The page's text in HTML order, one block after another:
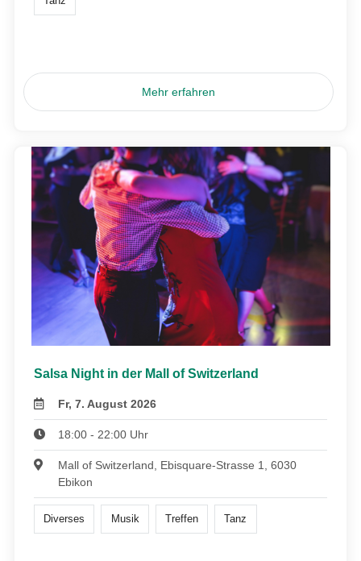
Mehr erfahren
Salsa Night in der Mall of Switzerland
Fr, 7. August 2026
18:00 - 22:00 Uhr
Mall of Switzerland, Ebisquare-Strasse 1, 6030
Ebikon
Diverses Musik Treffen Tanz